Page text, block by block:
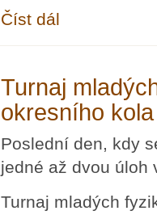
Číst dál
Turnaj
okresního kola
Poslední den, kdy
jedné až dvou úloh
Turnaj mladých